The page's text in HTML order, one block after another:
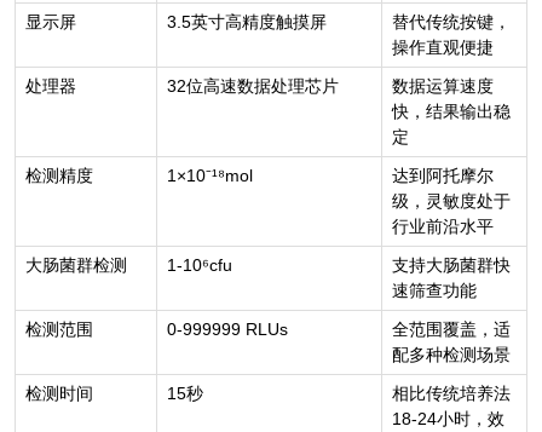
显示屏
3.5英寸高精度触摸屏
替代传统按键，
操作直观便捷
处理器
32位高速数据处理芯片
数据运算速度
快，结果输出稳
定
检测精度
1×10⁻¹⁸mol
达到阿托摩尔
级，灵敏度处于
行业前沿水平
大肠菌群检测
1-10⁶cfu
支持大肠菌群快
速筛查功能
检测范围
0-999999 RLUs
全范围覆盖，适
配多种检测场景
检测时间
15秒
相比传统培养法
18-24小时，效